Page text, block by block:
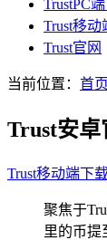
TrustPC
Trust移动
Trust官网
当前位置： 首页
Trust安卓
Trust移动端下
聚焦于
里的币提